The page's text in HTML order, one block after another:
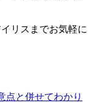
リスまでお気軽に
点と併せてわかり